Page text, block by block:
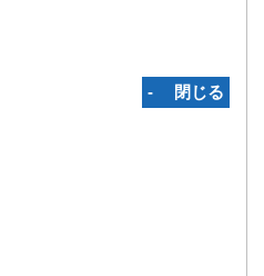
‐ 閉じる